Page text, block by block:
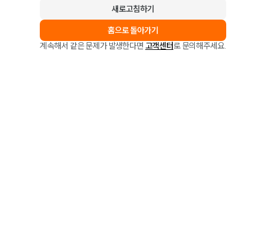
새로고침하기
홈으로 돌아가기
계속해서 같은 문제가 발생한다면 고객센터로 문의해주세요.